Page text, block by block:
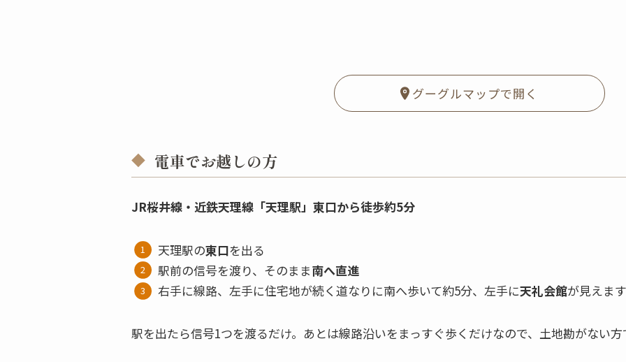
グーグルマップで開く
電車でお越しの方
JR桜井線・近鉄天理線「天理駅」東口から徒歩約5分
天理駅の東口を出る
駅前の信号を渡り、そのまま南へ直進
右手に線路、左手に住宅地が続く道なりに南へ歩いて約5分、左手に天礼会館が見えま
駅を出たら信号1つを渡るだけ。あとは線路沿いをまっすぐ歩くだけなので、土地勘がない